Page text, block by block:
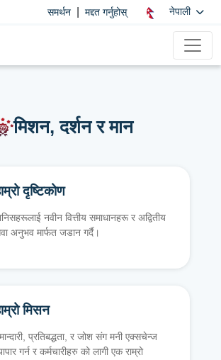
समर्थन मद्दत गर्नुहोस् नेपाली
मिशन, दर्शन र मान
दृष्टिकोण
नवीन वित्तीय समाधानहरू र अद्वितीय
अनुभव मार्फत जडान गर्दै।
मिसन
प्रतिबद्धता, र जोश संग मनी एक्सचेन्ज
गर्न र कर्मचारीहरु को लागी एक राम्रो